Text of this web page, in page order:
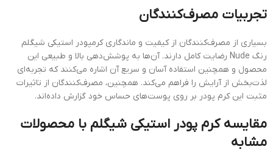
تجربیات مصرف‌کنندگان
بسیاری از مصرف‌کنندگان از کیفیت و ماندگاری کرمپودر استیکی شیگلم
رنگ Nude رضایت کامل دارند. آن‌ها به پوشش‌دهی بالا و طبیعی این
محصول و همچنین استفاده آسان و سریع آن اشاره می‌کنند که تجربه‌ای
لذت‌بخش از آرایش را فراهم می‌کند. همچنین، مصرف‌کنندگان از تاثیرات
مثبت این کرم پودر بر روی پوست‌های حساس خود گزارش داده‌اند.
مقایسه کرم پودر استیکی شیگلم با محصولات
مشابه